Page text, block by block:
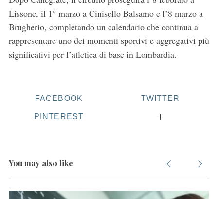
Lissone, il 1° marzo a Cinisello Balsamo e l’8 marzo a
Brugherio, completando un calendario che continua a
rappresentare uno dei momenti sportivi e aggregativi più
significativi per l’atletica di base in Lombardia.
FACEBOOK TWITTER
PINTEREST
You may also like
f
o
r
: